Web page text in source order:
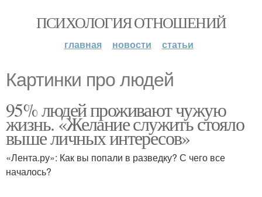
ПСИХОЛОГИЯ ОТНОШЕНИЙ
главная новости статьи
Картинки про людей
95% людей проживают чужую
жизнь. «Желание служить стояло
выше личных интересов»
«Лента.ру»: Как вы попали в разведку? С чего все
началось?